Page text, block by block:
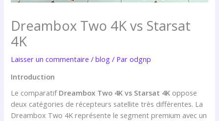
Dreambox Two 4K vs Starsat
4K
Laisser un commentaire /blog / Parodgnp
Introduction
Le comparatif Dreambox Two 4K vs Starsat 4K oppose
deux catégories de récepteurs satellite très différentes. La
Dreambox Two 4K représente le segment premium avec un